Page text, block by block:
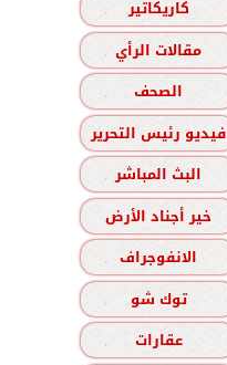
كاريكاتير
مقالات الرأي
الصحف
فيديو رئيس التحرير
البث المباشر
خير أجناد الأرض
الانفوجراف
توك شو
عقارات